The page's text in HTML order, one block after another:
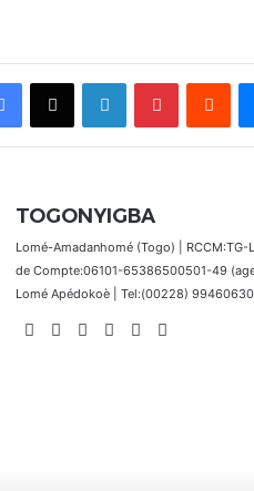
FacebookX Linkedin Pinterest
TOGONYIGBA
Lomé-Amadanhomé (Togo) |
de Compte:06101-65386500501-49
Lomé Apédokoè | Tel:(00228)
WebsiteFacebook
X LinkedinInstagram